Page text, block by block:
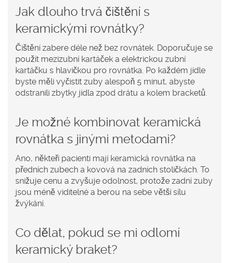
Jak dlouho trvá čištění s
keramickými rovnátky?
Čištění zabere déle než bez rovnátek. Doporučuje se
použít mezizubní kartáček a elektrickou zubní
kartáčku s hlavičkou pro rovnátka. Po každém jídle
byste měli vyčistit zuby alespoň 5 minut, abyste
odstranili zbytky jídla zpod drátu a kolem bracketů.
Je možné kombinovat keramická
rovnátka s jinými metodami?
Ano, někteří pacienti mají keramická rovnátka na
předních zubech a kovová na zadních stoličkách. To
snižuje cenu a zvyšuje odolnost, protože zadní zuby
jsou méně viditelné a berou na sebe větší sílu
žvýkání.
Co dělat, pokud se mi odlomí
keramický braket?